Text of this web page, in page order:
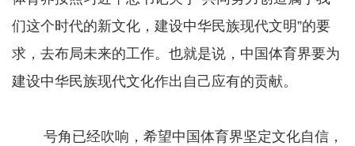
们这个时代的新文化，建设中华民族现代文明”的要
求，去布局未来的工作。也就是说，中国体育界要为
建设中华民族现代文化作出自己应有的贡献。
号角已经吹响，希望中国体育界坚定文化自信，